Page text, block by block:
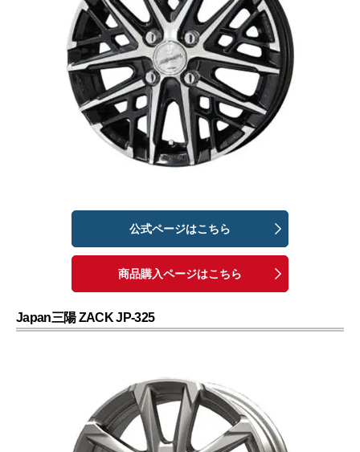
公式ページはこちら
商品購入ページはこちら
Japan三陽 ZACK JP-325